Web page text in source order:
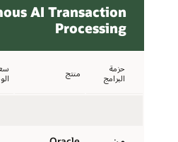
AI Transaction
Processing
حزمة
البرامج
منتج